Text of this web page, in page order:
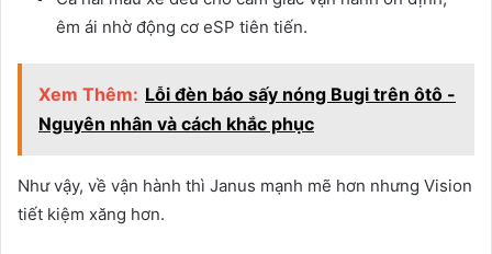
êm ái nhờ động cơ eSP tiên tiến.
Xem Thêm: Lỗi đèn báo sấy nóng Bugi trên ôtô -
Nguyên nhân và cách khắc phục
Như vậy, về vận hành thì Janus mạnh mẽ hơn nhưng Vision
tiết kiệm xăng hơn.